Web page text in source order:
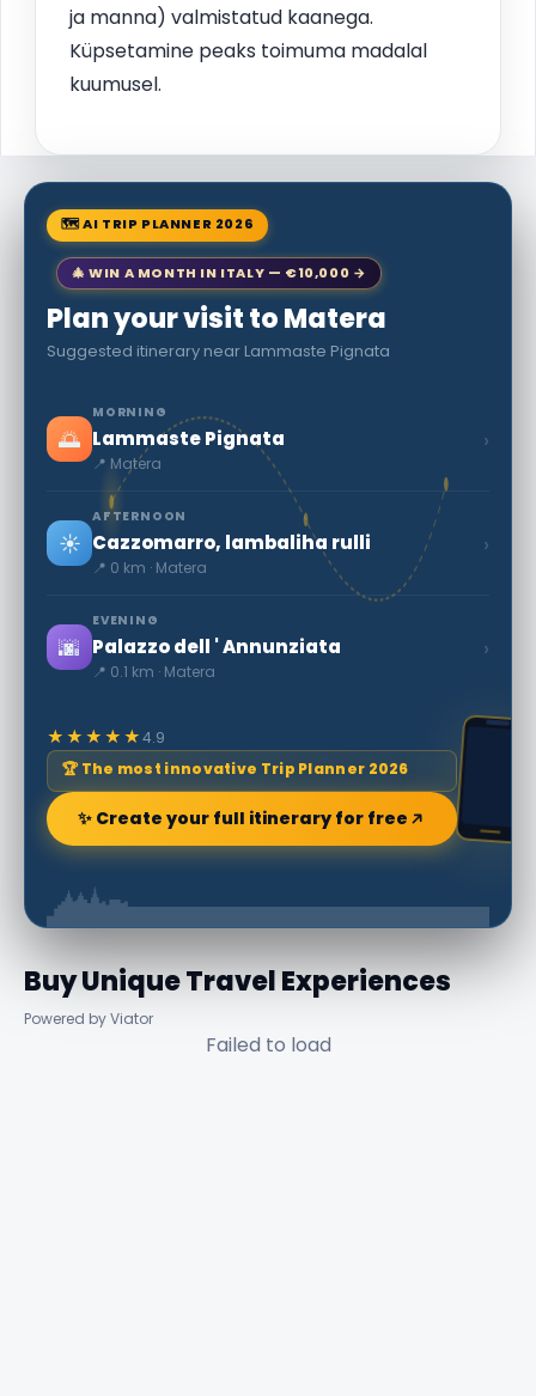
ja manna) valmistatud kaanega.
Küpsetamine peaks toimuma madalal
kuumusel.
🗺 AI TRIP PLANNER 2026
🎄 WIN A MONTH IN ITALY — €10,000 →
Plan your visit to Matera
Suggested itinerary near Lammaste Pignata
🌅
MORNING
Lammaste Pignata
📍 Matera
›
☀️
AFTERNOON
Cazzomarro, lambaliha rulli
📍 0 km · Matera
›
🌆
EVENING
Palazzo dell ' Annunziata
📍 0.1 km · Matera
›
★★★★★4.9
🏆 The most innovative Trip Planner 2026
✨ Create your full itinerary for free
Buy Unique Travel Experiences
Powered by Viator
Failed to load